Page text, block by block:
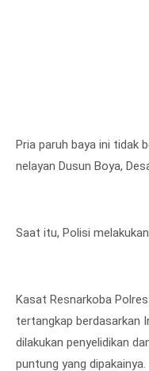
Pria paruh baya ini tidak
nelayan Dusun Boya,
Saat itu, Polisi
Kasat Resnarkoba
tertangkap berdasarkan
dilakukan penyelidikan
puntung yang dipakainya.